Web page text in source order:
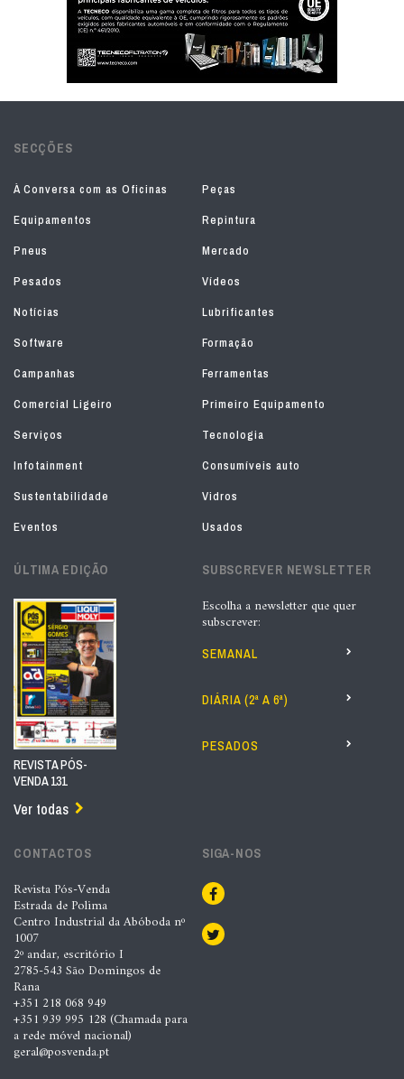
SECÇÕES
À Conversa com as Oficinas
Peças
Equipamentos
Repintura
Pneus
Mercado
Pesados
Vídeos
Notícias
Lubrificantes
Software
Formação
Campanhas
Ferramentas
Comercial Ligeiro
Primeiro Equipamento
Serviços
Tecnologia
Infotainment
Consumíveis auto
Sustentabilidade
Vidros
Eventos
Usados
ÚLTIMA EDIÇÃO
REVISTA PÓS-
VENDA 131
Ver todas
SUBSCREVER NEWSLETTER
Escolha a newsletter que quer
subscrever:
SEMANAL
DIÁRIA (2ª A 6ª)
PESADOS
CONTACTOS
Revista Pós-Venda
Estrada de Polima
Centro Industrial da Abóboda nº
1007
2º andar, escritório I
2785-543 São Domingos de
Rana
+351 218 068 949
+351 939 995 128 (Chamada para
a rede móvel nacional)
geral@posvenda.pt
SIGA-NOS